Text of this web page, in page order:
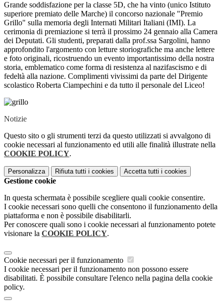
Grande soddisfazione per la classe 5D, che ha vinto (unico Istituto
superiore premiato delle Marche) il concorso nazionale "Premio
Grillo" sulla memoria degli Internati Militari Italiani (IMI). La
cerimonia di premiazione si terrà il prossimo 24 gennaio alla Camera
dei Deputati. Gli studenti, preparati dalla prof.ssa Sargolini, hanno
approfondito l'argomento con letture storiografiche ma anche lettere
e foto originali, ricostruendo un evento importantissimo della nostra
storia, emblematico come forma di resistenza al nazifascismo e di
fedeltà alla nazione. Complimenti vivissimi da parte del Dirigente
scolastico Roberta Ciampechini e da tutto il personale del Liceo!
Notizie
Questo sito o gli strumenti terzi da questo utilizzati si avvalgono di
cookie necessari al funzionamento ed utili alle finalità illustrate nella
COOKIE POLICY.
Personalizza Rifiuta tutti i cookies Accetta tutti i cookies
Gestione cookie
In questa schermata è possibile scegliere quali cookie consentire.
I cookie necessari sono quelli che consentono il funzionamento della
piattaforma e non è possibile disabilitarli.
Per conoscere quali sono i cookie necessari al funzionamento potete
visionare la COOKIE POLICY.
Cookie necessari per il funzionamento
I cookie necessari per il funzionamento non possono essere
disabilitati. È possibile consultare l'elenco nella pagina della cookie
policy.